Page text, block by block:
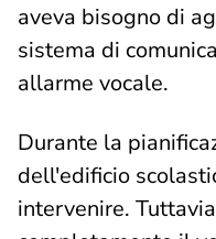
aveva bisogno di
sistema di
allarme vocale.
Durante la
dell'edificio
intervenire.